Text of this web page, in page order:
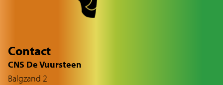
Contact
CNS De Vuursteen
Balgzand 2